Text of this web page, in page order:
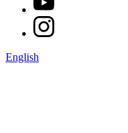
English